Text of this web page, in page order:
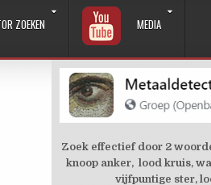
ZOEKEN MEDIA
Zoek effectief door 2
knoop anker, lood kruis,
vijfpuntige ster,